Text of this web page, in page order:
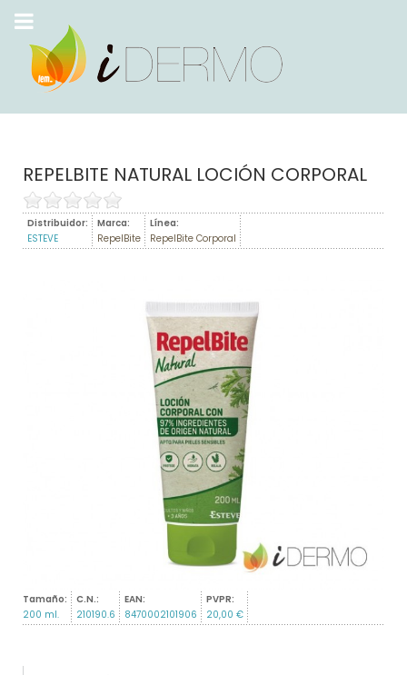
REPELBITE NATURAL LOCIÓN CORPORAL
Distribuidor:
ESTEVE
Marca:
RepelBite
Línea:
RepelBite Corporal
Tamaño:
200 ml.
C.N.:
210190.6
EAN:
8470002101906
PVPR:
20,00 €